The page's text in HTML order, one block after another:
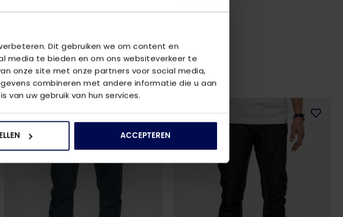
Dit gebruiken we om content en
media te bieden en om ons websiteverkeer te
onze site met onze partners voor social media,
combineren met andere informatie die u aan
uw gebruik van hun services.
ACCEPTEREN